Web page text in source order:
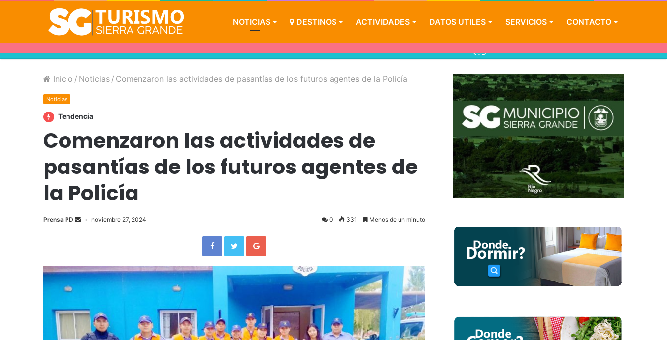
NOTICIAS DESTINOS ACTIVIDADES DATOS UTILES SERVICIOS CONTACTO
Inicio / Noticias / Comenzaron las actividades de pasantías de los futuros agentes de la Policía
Noticias
Tendencia
Comenzaron las actividades de
pasantías de los futuros agentes de
la Policía
Prensa PD noviembre 27, 2024 0 331 Menos de un minuto
Facebook Twitter